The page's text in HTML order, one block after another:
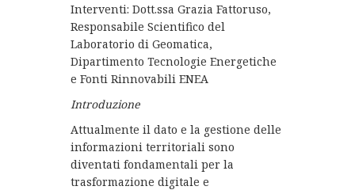
Interventi: Dott.ssa Grazia Fattoruso,
Responsabile Scientifico del
Laboratorio di Geomatica,
Dipartimento Tecnologie Energetiche
e Fonti Rinnovabili ENEA
Introduzione
Attualmente il dato e la gestione delle
informazioni territoriali sono
diventati fondamentali per la
trasformazione digitale e